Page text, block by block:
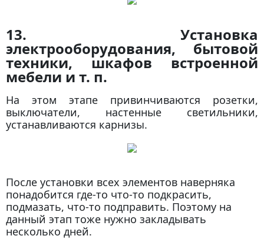
13. Установка
электрооборудования, бытовой
техники, шкафов встроенной
мебели и т. п.
На этом этапе привинчиваются розетки,
выключатели, настенные светильники,
устанавливаются карнизы.
После установки всех элементов наверняка
понадобится где-то что-то подкрасить,
подмазать, что-то подправить. Поэтому на
данный этап тоже нужно закладывать
несколько дней.